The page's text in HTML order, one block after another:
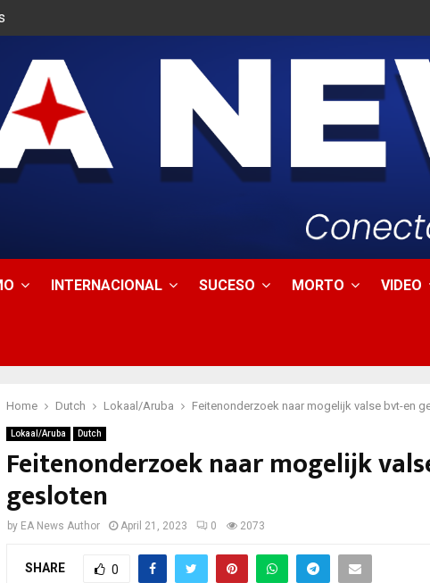
INTERNACIONAL SUCESO MORTO VIDEO
Home Dutch Lokaal/Aruba Feitenonderzoek naar mogelijk valse bvt-en
Lokaal/Aruba Dutch
Feitenonderzoek naar mogelijk
gesloten
by EA News Author April 21, 2023 0 2073
SHARE 0